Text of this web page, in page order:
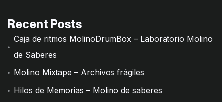
Recent Posts
Caja de ritmos MolinoDrumBox – Laboratorio Molino
de Saberes
Molino Mixtape – Archivos frágiles
Hilos de Memorias – Molino de saberes